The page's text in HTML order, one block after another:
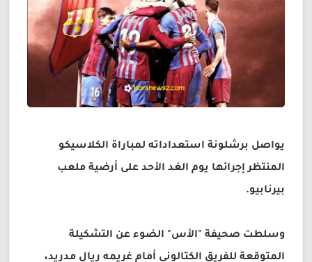
يواصل برشلونة استعداداته لمباراة الكلاسيكو
المنتظر إجرائها يوم الغد الأحد على أرضية ملعب
بيرنابيو.
وسلطت صحيفة "الأس" الضوء عن التشكيلة
المتوقعة للفريق الكتالوني أمام غريمه ريال مدريد،